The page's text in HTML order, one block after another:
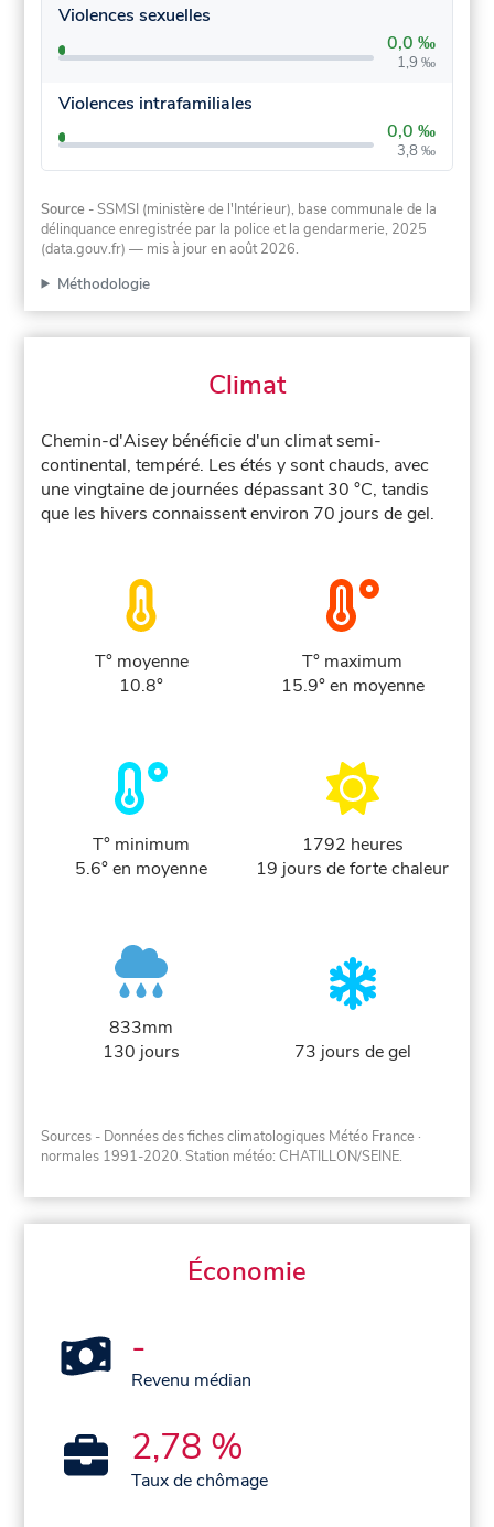
Violences sexuelles
0,0 ‰
1,9 ‰
Violences intrafamiliales
0,0 ‰
3,8 ‰
Source - SSMSI (ministère de l'Intérieur), base communale de la
délinquance enregistrée par la police et la gendarmerie, 2025
(data.gouv.fr) — mis à jour en août 2026.
Méthodologie
Climat
Chemin-d'Aisey bénéficie d'un climat semi-
continental, tempéré. Les étés y sont chauds, avec
une vingtaine de journées dépassant 30 °C, tandis
que les hivers connaissent environ 70 jours de gel.
T° moyenne
10.8°
T° maximum
15.9° en moyenne
T° minimum
5.6° en moyenne
1792 heures
19 jours de forte chaleur
833mm
130 jours
73 jours de gel
Sources - Données des fiches climatologiques Météo France ·
normales 1991-2020. Station météo: CHATILLON/SEINE.
Économie
-
Revenu médian
2,78 %
Taux de chômage